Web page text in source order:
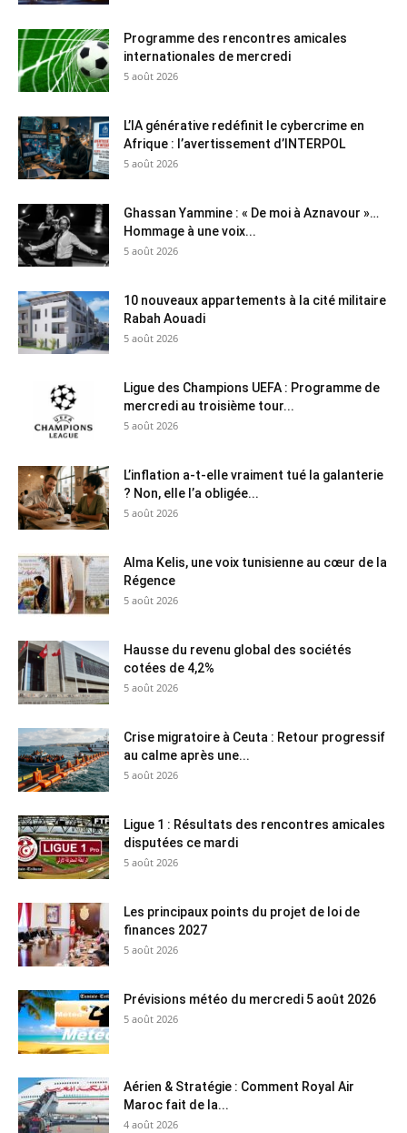
Programme des rencontres amicales
internationales de mercredi
5 août 2026
L’IA générative redéfinit le cybercrime en
Afrique : l’avertissement d’INTERPOL
5 août 2026
Ghassan Yammine : « De moi à Aznavour »…
Hommage à une voix...
5 août 2026
10 nouveaux appartements à la cité militaire
Rabah Aouadi
5 août 2026
Ligue des Champions UEFA : Programme de
mercredi au troisième tour...
5 août 2026
L’inflation a-t-elle vraiment tué la galanterie
? Non, elle l’a obligée...
5 août 2026
Alma Kelis, une voix tunisienne au cœur de la
Régence
5 août 2026
Hausse du revenu global des sociétés
cotées de 4,2%
5 août 2026
Crise migratoire à Ceuta : Retour progressif
au calme après une...
5 août 2026
Ligue 1 : Résultats des rencontres amicales
disputées ce mardi
5 août 2026
Les principaux points du projet de loi de
finances 2027
5 août 2026
Prévisions météo du mercredi 5 août 2026
5 août 2026
Aérien & Stratégie : Comment Royal Air
Maroc fait de la...
4 août 2026